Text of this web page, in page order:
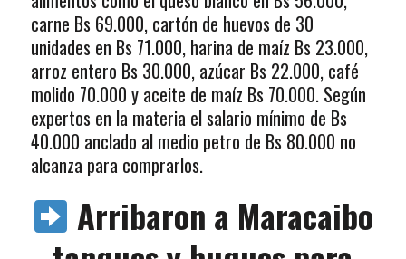
carne Bs 69.000, cartón de huevos de 30
unidades en Bs 71.000, harina de maíz Bs 23.000,
arroz entero Bs 30.000, azúcar Bs 22.000, café
molido 70.000 y aceite de maíz Bs 70.000. Según
expertos en la materia el salario mínimo de Bs
40.000 anclado al medio petro de Bs 80.000 no
alcanza para comprarlos.
Arribaron a Maracaibo